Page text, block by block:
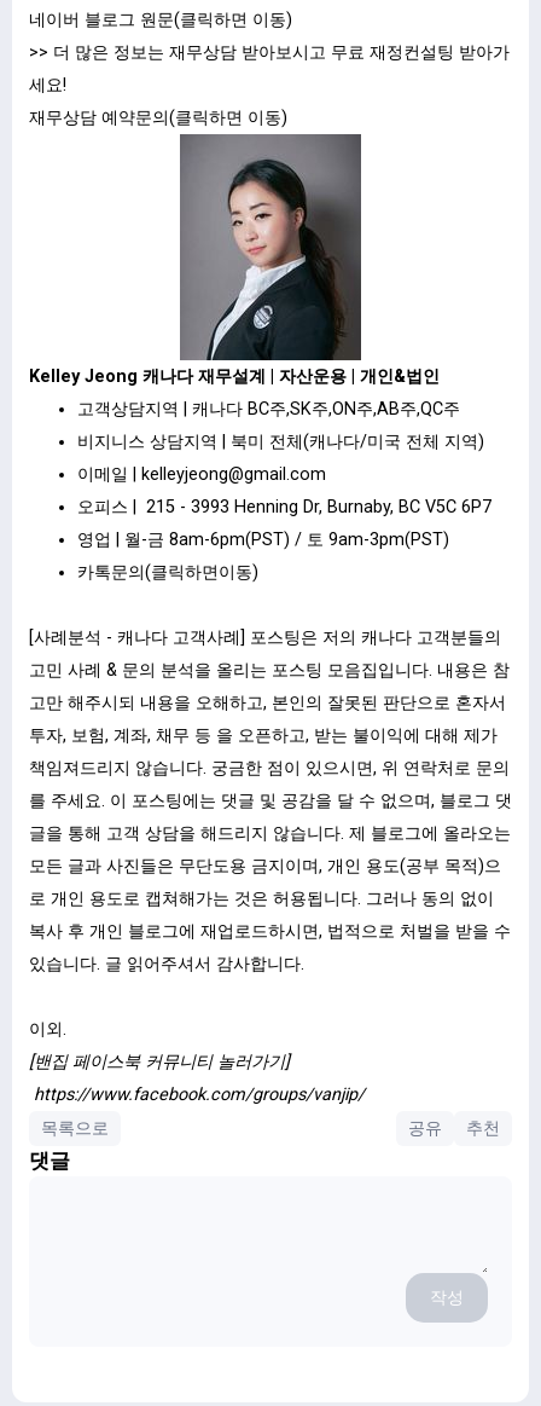
네이버 블로그 원문(클릭하면 이동)
>> 더 많은 정보는 재무상담 받아보시고 무료 재정컨설팅 받아가
세요!
재무상담 예약문의(클릭하면 이동)
Kelley Jeong 캐나다 재무설계 | 자산운용 | 개인&법인
고객상담지역 | 캐나다 BC주,SK주,ON주,AB주,QC주
비지니스 상담지역 | 북미 전체(캐나다/미국 전체 지역)
이메일 | kelleyjeong@gmail.com
오피스 | 215 - 3993 Henning Dr, Burnaby, BC V5C 6P7
영업 | 월-금 8am-6pm(PST) / 토 9am-3pm(PST)
카톡문의(클릭하면이동)
[사례분석 - 캐나다 고객사례] 포스팅은 저의 캐나다 고객분들의
고민 사례 & 문의 분석을 올리는 포스팅 모음집입니다. 내용은 참
고만 해주시되 내용을 오해하고, 본인의 잘못된 판단으로 혼자서
투자, 보험, 계좌, 채무 등 을 오픈하고, 받는 불이익에 대해 제가
책임져드리지 않습니다. 궁금한 점이 있으시면, 위 연락처로 문의
를 주세요. 이 포스팅에는 댓글 및 공감을 달 수 없으며, 블로그 댓
글을 통해 고객 상담을 해드리지 않습니다. 제 블로그에 올라오는
모든 글과 사진들은 무단도용 금지이며, 개인 용도(공부 목적)으
로 개인 용도로 캡쳐해가는 것은 허용됩니다. 그러나 동의 없이
복사 후 개인 블로그에 재업로드하시면, 법적으로 처벌을 받을 수
있습니다. 글 읽어주셔서 감사합니다.
이외.
[밴집 페이스북 커뮤니티 놀러가기]
https://www.facebook.com/groups/vanjip/
목록으로
공유 추천
댓글
작성